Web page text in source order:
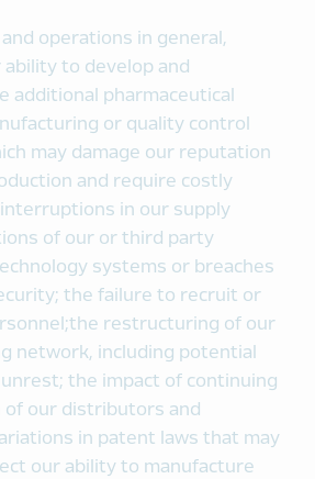
operations in general,
ability to develop and
additional pharmaceutical
or quality control
may damage our reputation
and require costly
in our supply
of our or third party
systems or breaches
the failure to recruit or
restructuring of our
network, including potential
the impact of continuing
of our distributors and
in patent laws that may
our ability to manufacture